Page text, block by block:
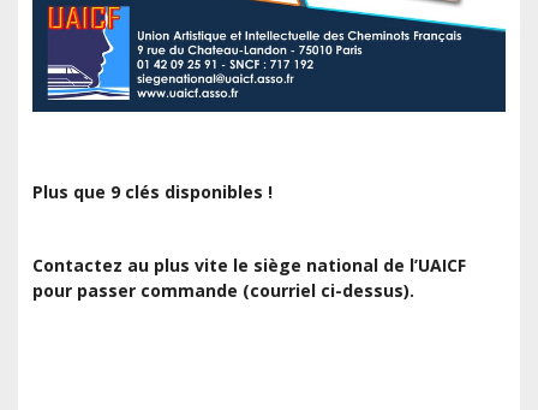
Plus que 9 clés disponibles !
Contactez au plus vite le siège national de l’UAICF
pour passer commande (courriel ci-dessus).